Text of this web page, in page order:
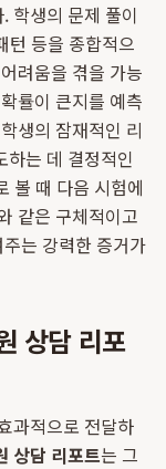
학생의 문제 풀이
턴 등을 종합적으
려움을 겪을 가능
률이 큰지를 예측
생의 잠재적인 리
는 데 결정적인
볼 때 다음 시험에
같은 구체적이고
는 강력한 증거가
상담 리포
과적으로 전달하
상담 리포트는 그